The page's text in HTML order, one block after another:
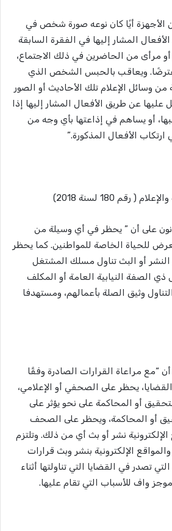
الأجهزة أيًا كان نوعه صورة شخص في
المشار إليها في الفقرة السابقة
مرأى من الحاضرين في ذلك الاجتماع،
ويعاقب بالحبس الشخص الذي
وسائل الإعلام تلك الأحاديث أو الصور
عليها عن طريق الأفعال المشار إليها إذا
أو يساهم في إذاعتها بأي وجه من
الأفعال المذكورة.”
20 من القانون على أن ” يحظر في أي وسيلة من
للحياة الخاصة للمواطنين. كما يحظر
أو البث تناول مسلك المشتغل
الصفة النيابية العامة أو المكلف
وثيق الصلة بأعمالهم، ومستهدفا
المادة 21 على أن “مع مراعاة القرارات الصادرة وفقًا
يحظر على الصحفي أو الإعلامي،
أو المحاكمة على نحو يؤثر على
أو المحاكمة، ويحظر على الصحف
الإلكترونية نشر أو بث أي من ذلك. وتلتزم
الإلكترونية بنشر وبث قرارات
تصدر في القضايا التي تناولتها أثناء
واف للأسباب التي تقام عليها.